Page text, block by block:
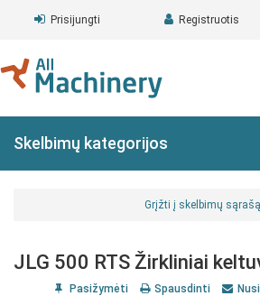
Prisijungti Registruotis
Skelbimų kategorijos
Grįžti į skelbimų sąrašą
JLG 500 RTS Žirkliniai
Pasižymėti Spausdinti